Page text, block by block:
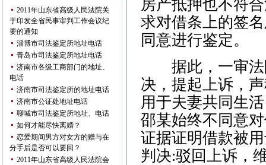
2011年山东省高级人民法院关
于印发全省民事审判工作会议纪
要的通知
淄博市司法鉴定所地址电话
青岛市司法鉴定所地址电话
济南市各级工商部门的地址、
电话
济南市司法鉴定所的地址电话
济南市公证处地址电话
聊城市司法鉴定所地址、电话
如何才能尽快离婚？
恋爱期间男方对女方的赠与在
分手后是否可以要回？
2011年山东省高级人民法院会
房产抵押也不符
求对借条上的签
同意进行鉴定。
据此，一审法
决，提起上诉，
用于夫妻共同生
邵某始终不同意
证据证明借款被
判决:驳回上诉，